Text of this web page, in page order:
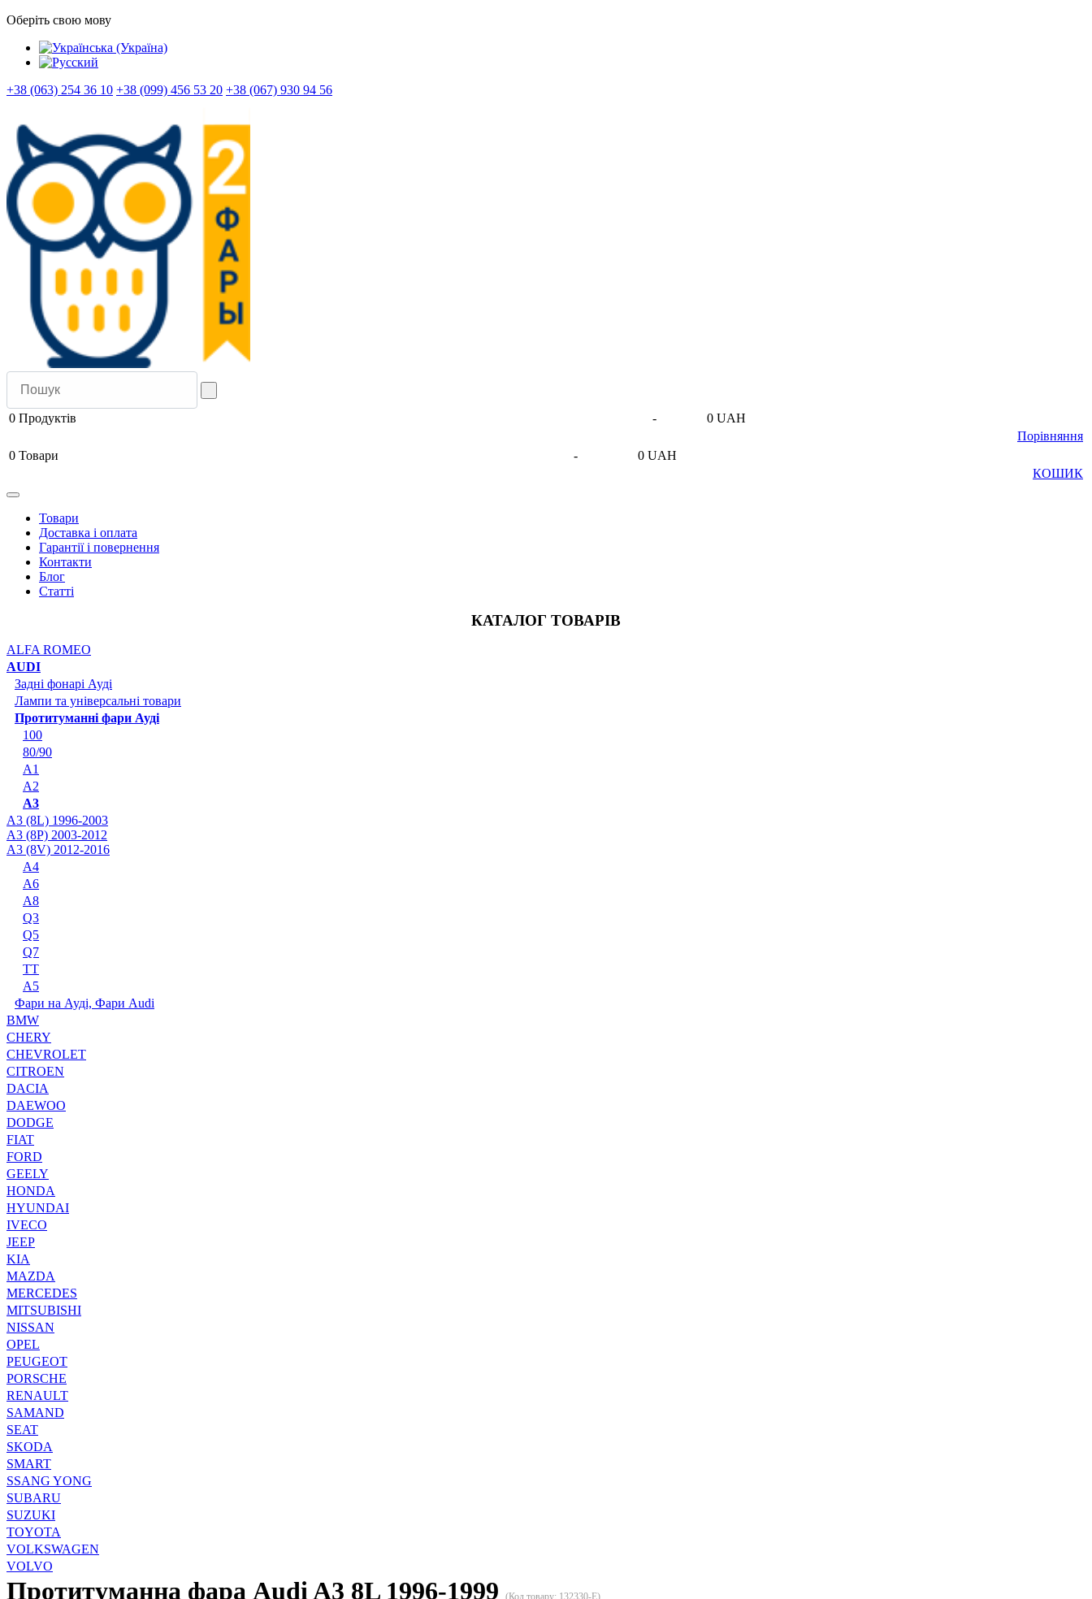
Оберіть свою мову
+38 (063) 254 36 10 +38 (099) 456 53 20 +38 (067) 930 94 56
0 Продуктів -
0 UAH
Порівняння
0 Товари -
0 UAH
КОШИК
Товари
Доставка і оплата
Гарантії і повернення
Контакти
Блог
Статті
КАТАЛОГ ТОВАРІВ
ALFA ROMEO
AUDI
Задні фонарі Ауді
Лампи та універсальні товари
Протитуманні фари Ауді
100
80/90
A1
A2
A3
A3 (8L) 1996-2003
A3 (8P) 2003-2012
A3 (8V) 2012-2016
A4
A6
A8
Q3
Q5
Q7
TT
А5
Фари на Ауді, Фари Audi
BMW
CHERY
CHEVROLET
CITROEN
DACIA
DAEWOO
DODGE
FIAT
FORD
GEELY
HONDA
HYUNDAI
IVECO
JEEP
KIA
MAZDA
MERCEDES
MITSUBISHI
NISSAN
OPEL
PEUGEOT
PORSCHE
RENAULT
SAMAND
SEAT
SKODA
SMART
SSANG YONG
SUBARU
SUZUKI
TOYOTA
VOLKSWAGEN
VOLVO
Протитуманна фара Audi A3 8L 1996-1999 (Код товару: 132330-E)